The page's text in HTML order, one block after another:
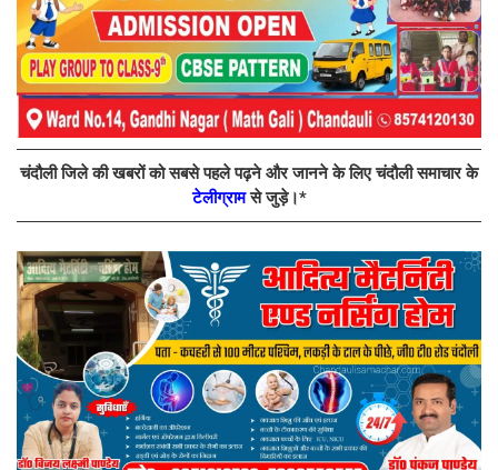
चंदौली जिले की खबरों को सबसे पहले पढ़ने और जानने के लिए चंदौली समाचार के
टेलीग्रामसे जुड़े।*